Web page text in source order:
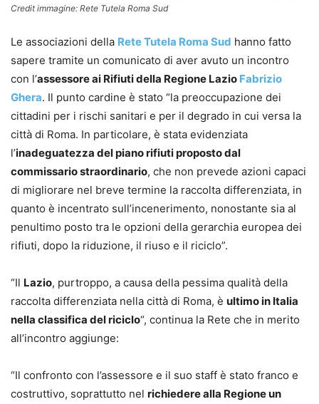
Credit immagine: Rete Tutela Roma Sud
Le associazioni della Rete Tutela Roma Sud hanno fatto
sapere tramite un comunicato di aver avuto un incontro
con l’assessore ai Rifiuti della Regione Lazio Fabrizio
Ghera. Il punto cardine è stato “la preoccupazione dei
cittadini per i rischi sanitari e per il degrado in cui versa la
città di Roma. In particolare, è stata evidenziata
l’inadeguatezza del piano rifiuti proposto dal
commissario straordinario, che non prevede azioni capaci
di migliorare nel breve termine la raccolta differenziata, in
quanto è incentrato sull’incenerimento, nonostante sia al
penultimo posto tra le opzioni della gerarchia europea dei
rifiuti, dopo la riduzione, il riuso e il riciclo”.
“Il Lazio, purtroppo, a causa della pessima qualità della
raccolta differenziata nella città di Roma, è ultimo in Italia
nella classifica del riciclo“, continua la Rete che in merito
all’incontro aggiunge:
“Il confronto con l’assessore e il suo staff è stato franco e
costruttivo, soprattutto nel richiedere alla Regione un